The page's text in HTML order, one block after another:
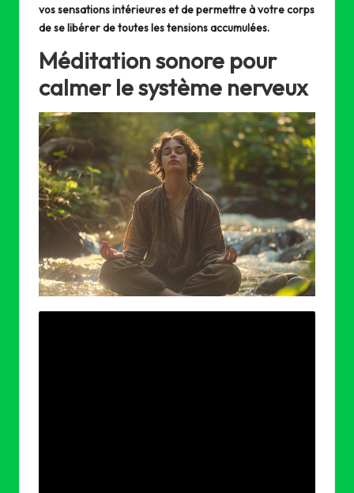
vos sensations intérieures et de permettre à votre corps
de se libérer de toutes les tensions accumulées.
Méditation sonore pour
calmer le système nerveux